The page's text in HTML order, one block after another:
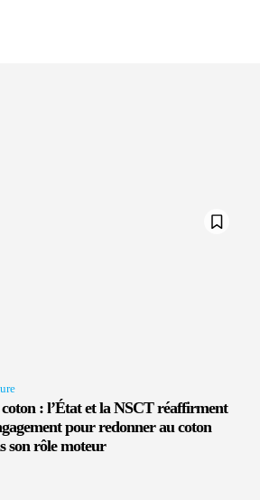
: l’État et la NSCT réaffirment
pour redonner au coton
son rôle moteur